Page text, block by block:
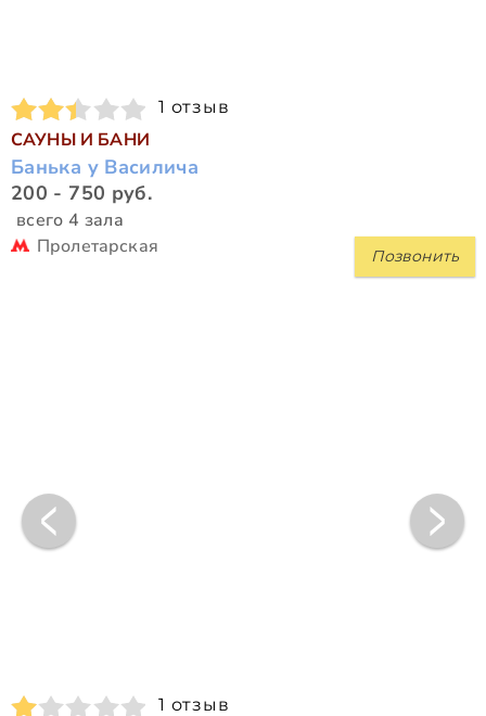
1 отзыв
САУНЫ И БАНИ
Банька у Василича
200 - 750 руб.
всего 4 зала
Позвонить
Пролетарская
1 отзыв